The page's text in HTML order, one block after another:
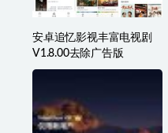
安卓追忆影视丰富电视剧
V1.8.00去除广告版